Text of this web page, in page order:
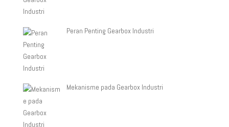
Peran Penting Gearbox Industri
Mekanisme pada Gearbox Industri